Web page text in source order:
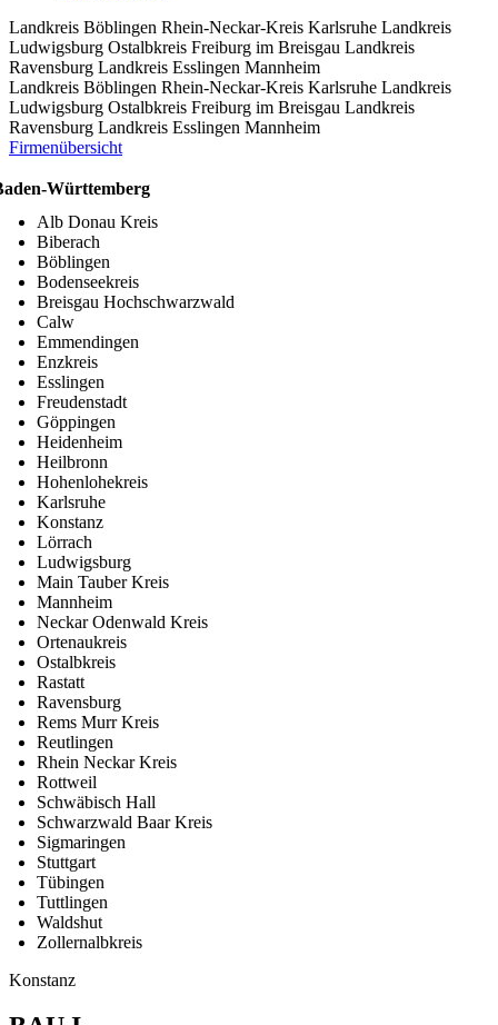
Landkreis Böblingen Rhein-Neckar-Kreis Karlsruhe Landkreis
Ludwigsburg Ostalbkreis Freiburg im Breisgau Landkreis
Ravensburg Landkreis Esslingen Mannheim
Landkreis Böblingen Rhein-Neckar-Kreis Karlsruhe Landkreis
Ludwigsburg Ostalbkreis Freiburg im Breisgau Landkreis
Ravensburg Landkreis Esslingen Mannheim
Firmenübersicht
Württemberg
Alb Donau Kreis
Biberach
Böblingen
Bodenseekreis
Breisgau Hochschwarzwald
Calw
Emmendingen
Enzkreis
Esslingen
Freudenstadt
Göppingen
Heidenheim
Heilbronn
Hohenlohekreis
Karlsruhe
Konstanz
Lörrach
Ludwigsburg
Main Tauber Kreis
Mannheim
Neckar Odenwald Kreis
Ortenaukreis
Ostalbkreis
Rastatt
Ravensburg
Rems Murr Kreis
Reutlingen
Rhein Neckar Kreis
Rottweil
Schwäbisch Hall
Schwarzwald Baar Kreis
Sigmaringen
Stuttgart
Tübingen
Tuttlingen
Waldshut
Zollernalbkreis
Konstanz